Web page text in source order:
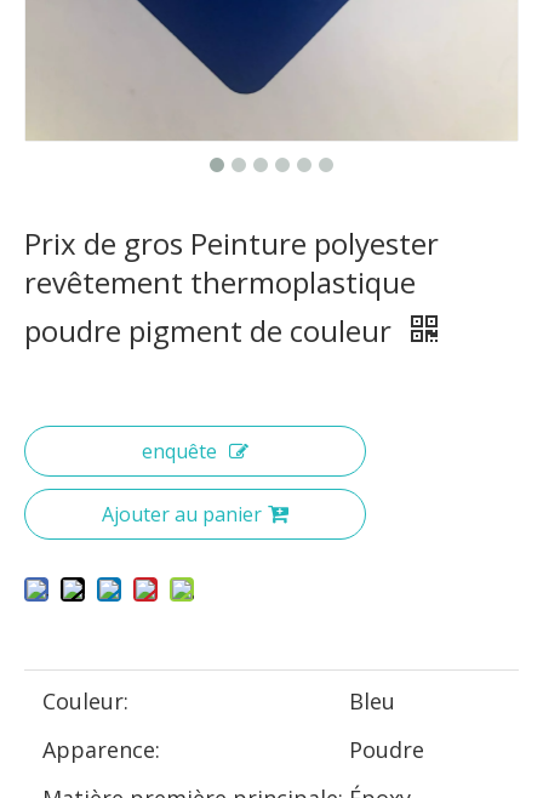
Prix ​​de gros Peinture polyester
revêtement thermoplastique
poudre pigment de couleur
enquête
Ajouter au panier
Couleur:
Bleu
Apparence:
Poudre